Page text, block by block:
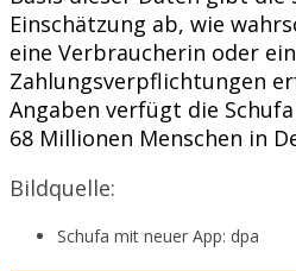
Einschätzung ab, wie
eine Verbraucherin oder
Zahlungsverpflichtungen
Angaben verfügt die
68 Millionen Menschen in
Bildquelle:
Schufa mit neuer App: dpa